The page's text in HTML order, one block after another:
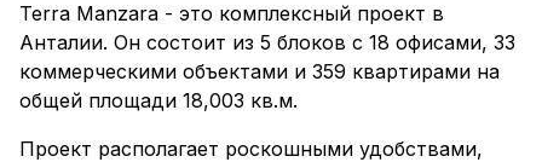
Terra Manzara - это комплексный проект в
Анталии. Он состоит из 5 блоков с 18 офисами, 33
коммерческими объектами и 359 квартирами на
общей площади 18,003 кв.м.
Проект располагает роскошными удобствами,